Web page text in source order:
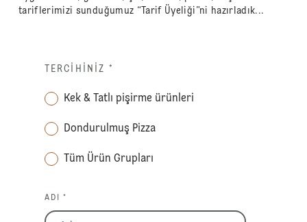
tariflerimizi sunduğumuz “Tarif Üyeliği”ni hazırladık...
TERCIHINIZ *
Kek & Tatlı pişirme ürünleri
Dondurulmuş Pizza
Tüm Ürün Grupları
ADI *